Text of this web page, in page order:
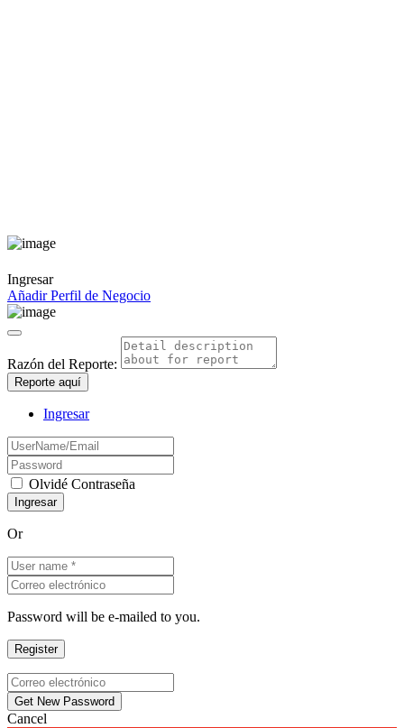
Ingresar
Añadir Perfil de Negocio
Razón del Reporte:
Reporte aquí
Ingresar
Olvidé Contraseña
Or
Password will be e-mailed to you.
Cancel